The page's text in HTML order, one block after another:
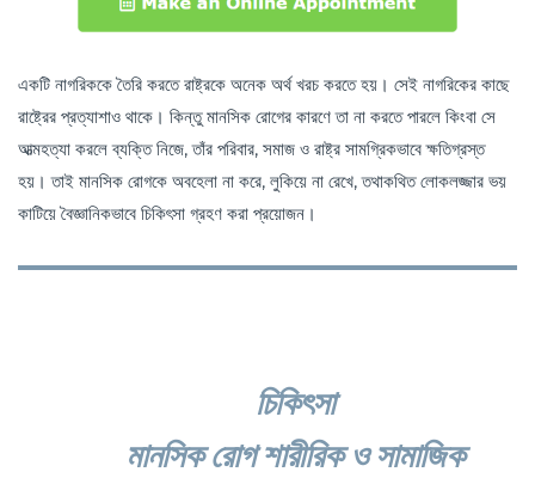
একটি নাগরিককে তৈরি করতে রাষ্ট্রকে অনেক অর্থ খরচ করতে হয়। সেই নাগরিকের কাছে
রাষ্ট্রের প্রত্যাশাও থাকে। কিন্তু মানসিক রোগের কারণে তা না করতে পারলে কিংবা সে
আত্মহত্যা করলে ব্যক্তি নিজে, তাঁর পরিবার, সমাজ ও রাষ্ট্র সামগ্রিকভাবে ক্ষতিগ্রস্ত
হয়। তাই মানসিক রোগকে অবহেলা না করে, লুকিয়ে না রেখে, তথাকথিত লোকলজ্জার ভয়
কাটিয়ে বৈজ্ঞানিকভাবে চিকিৎসা গ্রহণ করা প্রয়োজন।
চিকিৎসা
মানসিক রোগ শারীরিক ও সামাজিক